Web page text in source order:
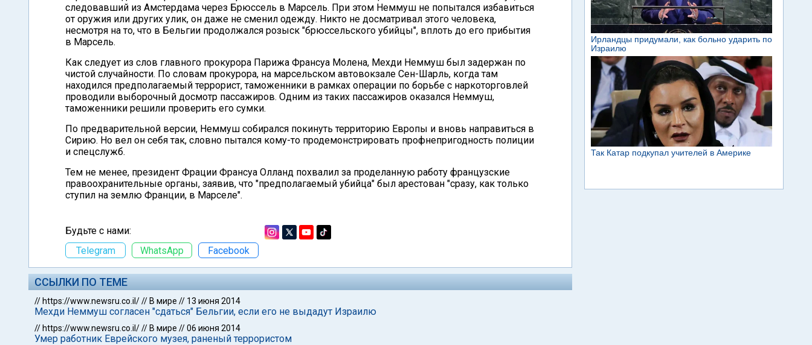
следовавший из Амстердама через Брюссель в Марсель. При этом Неммуш не попытался избавиться
от оружия или других улик, он даже не сменил одежду. Никто не досматривал этого человека,
несмотря на то, что в Бельгии продолжался розыск "брюссельского убийцы", вплоть до его прибытия
в Марсель.
Как следует из слов главного прокурора Парижа Франсуа Молена, Мехди Неммуш был задержан по
чистой случайности. По словам прокурора, на марсельском автовокзале Сен-Шарль, когда там
находился предполагаемый террорист, таможенники в рамках операции по борьбе с наркоторговлей
проводили выборочный досмотр пассажиров. Одним из таких пассажиров оказался Неммуш,
таможенники решили проверить его сумки.
По предварительной версии, Неммуш собирался покинуть территорию Европы и вновь направиться в
Сирию. Но вел он себя так, словно пытался кому-то продемонстрировать профнепригодность полиции
и спецслужб.
Тем не менее, президент Фрации Франсуа Олланд похвалил за проделанную работу французские
правоохранительные органы, заявив, что "предполагаемый убийца" был арестован "сразу, как только
ступил на землю Франции, в Марселе".
Будьте с нами:
Telegram
WhatsApp Facebook
ССЫЛКИ ПО ТЕМЕ
// https://www.newsru.co.il/// В мире // 13 июня 2014
Мехди Неммуш согласен "сдаться" Бельгии, если его не выдадут Израилю
// https://www.newsru.co.il/// В мире //06 июня 2014
Умер работник Еврейского музея, раненый террористом